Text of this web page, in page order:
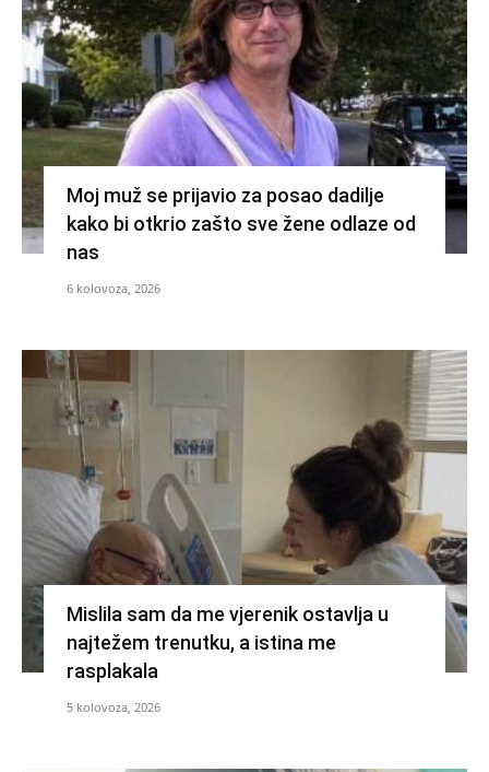
Moj muž se prijavio za posao dadilje
kako bi otkrio zašto sve žene odlaze od
nas
6 kolovoza, 2026
Mislila sam da me vjerenik ostavlja u
najtežem trenutku, a istina me
rasplakala
5 kolovoza, 2026